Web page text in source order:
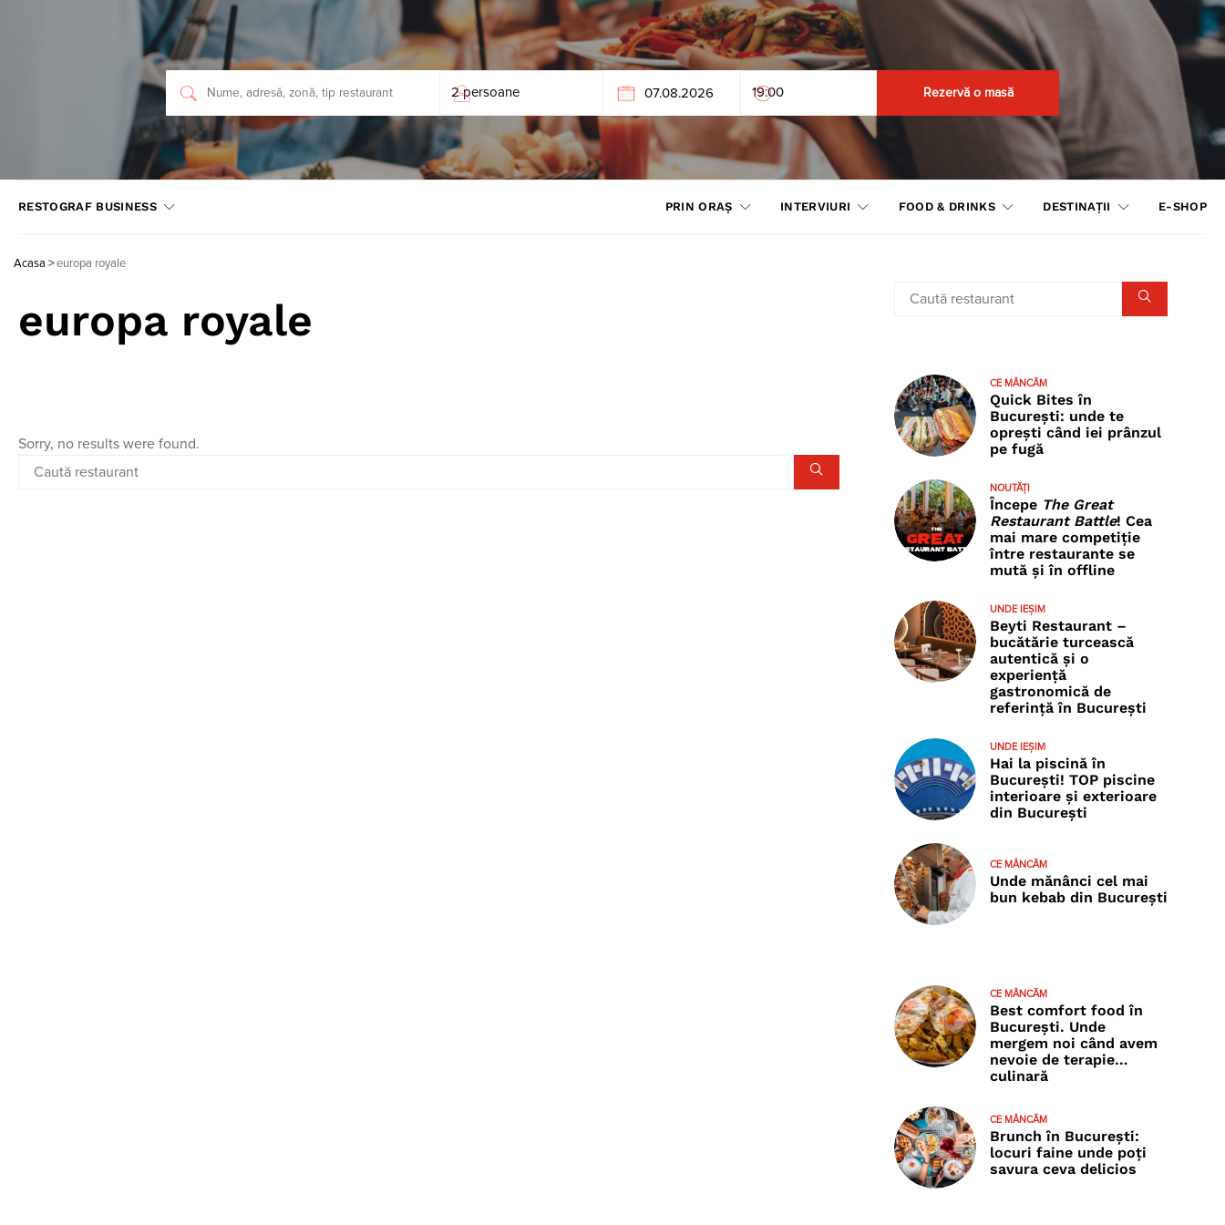
Rezervă o masă
RESTOGRAF BUSINESS PRIN ORAȘ INTERVIURI FOOD & DRINKS DESTINAȚII E-SHOP
Acasa >europa royale
europa royale
Sorry, no results were found.
CE MÂNCĂM
Quick Bites în
București: unde te
oprești când iei prânzul
pe fugă
NOUTĂȚI
Începe The Great
Restaurant Battle! Cea
mai mare competiție
între restaurante se
mută și în offline
UNDE IEȘIM
Beyti Restaurant –
bucătărie turcească
autentică și o
experiență
gastronomică de
referință în București
UNDE IEȘIM
Hai la piscină în
București! TOP piscine
interioare și exterioare
din București
CE MÂNCĂM
Unde mănânci cel mai
bun kebab din București
CE MÂNCĂM
Best comfort food în
București. Unde
mergem noi când avem
nevoie de terapie…
culinară
CE MÂNCĂM
Brunch în București:
locuri faine unde poţi
savura ceva delicios